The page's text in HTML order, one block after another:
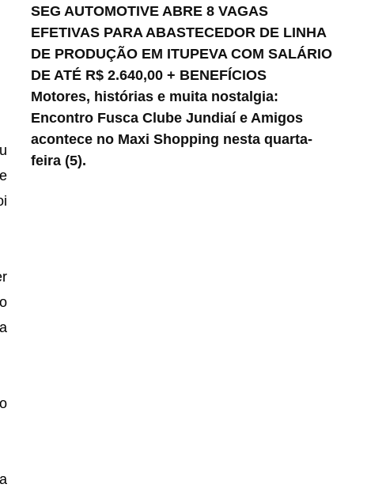
SEG AUTOMOTIVE ABRE 8 VAGAS
EFETIVAS PARA ABASTECEDOR DE LINHA
DE PRODUÇÃO EM ITUPEVA COM SALÁRIO
DE ATÉ R$ 2.640,00 + BENEFÍCIOS
Motores, histórias e muita nostalgia:
Encontro Fusca Clube Jundiaí e Amigos
acontece no Maxi Shopping nesta quarta-
feira (5).